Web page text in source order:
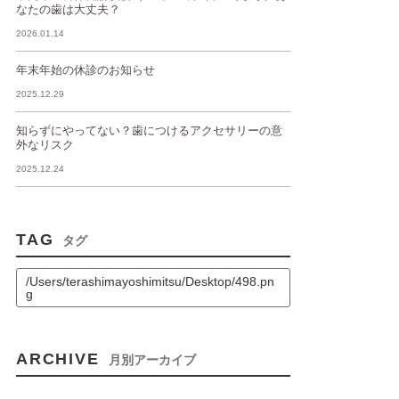
なたの歯は大丈夫？
2026.01.14
年末年始の休診のお知らせ
2025.12.29
知らずにやってない？歯につけるアクセサリーの意
外なリスク
2025.12.24
TAG タグ
/Users/terashimayoshimitsu/Desktop/498.pn
g
ARCHIVE 月別アーカイブ